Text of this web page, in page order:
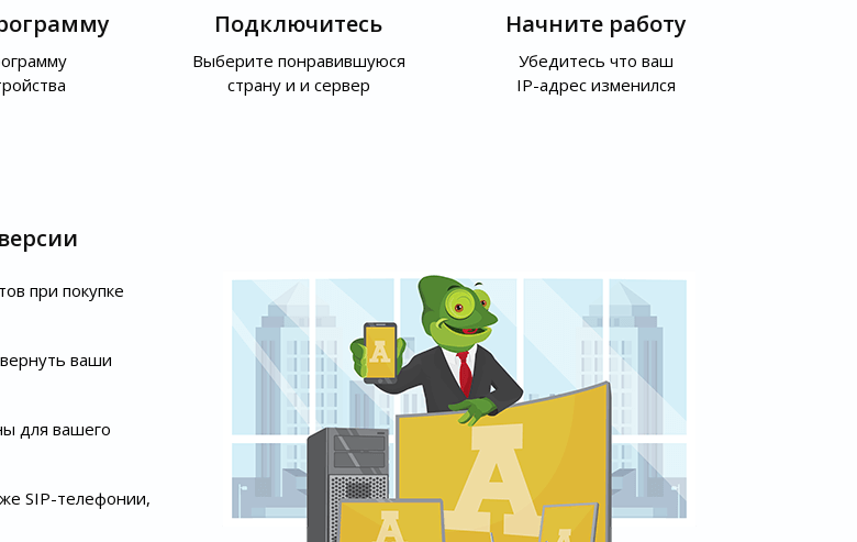
Подключитесь
Выберите понравившуюся
страну и и сервер
Начните работу
Убедитесь что ваш
IP-адрес изменился
при покупке
ваши
для вашего
SIP-телефонии,